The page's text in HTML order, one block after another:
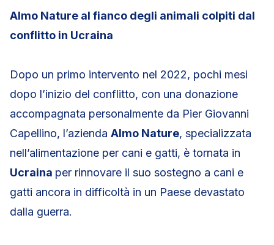
Almo Nature al fianco degli animali colpiti dal
conflitto in Ucraina
Dopo un primo intervento nel 2022, pochi mesi
dopo l’inizio del conflitto, con una donazione
accompagnata personalmente da Pier Giovanni
Capellino, l’azienda Almo Nature, specializzata
nell’alimentazione per cani e gatti, è tornata in
Ucraina per rinnovare il suo sostegno a cani e
gatti ancora in difficoltà in un Paese devastato
dalla guerra.